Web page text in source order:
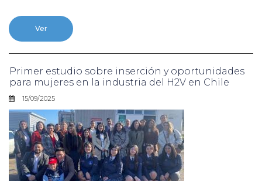
Ver
Primer estudio sobre inserción y oportunidades
para mujeres en la industria del H2V en Chile
15/09/2025